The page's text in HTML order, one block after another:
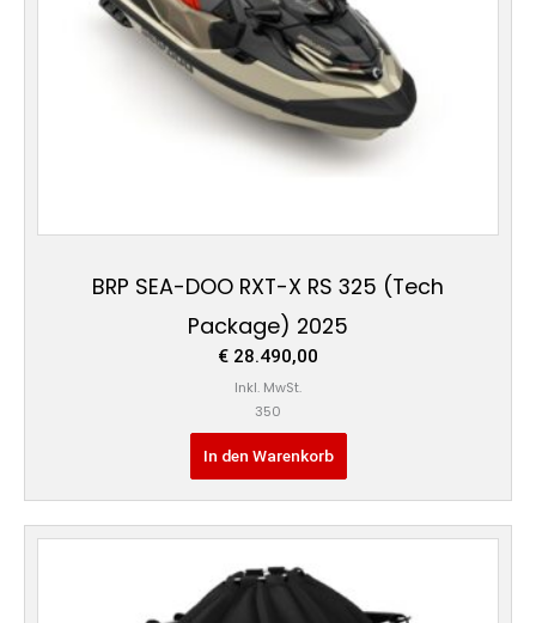
BRP SEA-DOO RXT-X RS 325 (Tech
Package) 2025
€ 28.490,00
Inkl. MwSt.
350
In den Warenkorb